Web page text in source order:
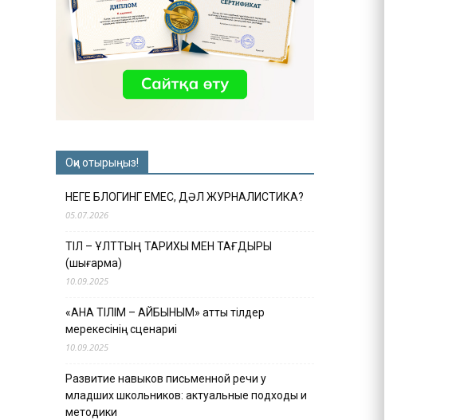
Оқи отырыңыз!
НЕГЕ БЛОГИНГ ЕМЕС, ДӘЛ ЖУРНАЛИСТИКА?
05.07.2026
ТІЛ – ҰЛТТЫҢ ТАРИХЫ МЕН ТАҒДЫРЫ
(шығарма)
10.09.2025
«АНА ТІЛІМ – АЙБЫНЫМ» атты тілдер
мерекесінің сценариі
10.09.2025
Развитие навыков письменной речи у
младших школьников: актуальные подходы и
методики